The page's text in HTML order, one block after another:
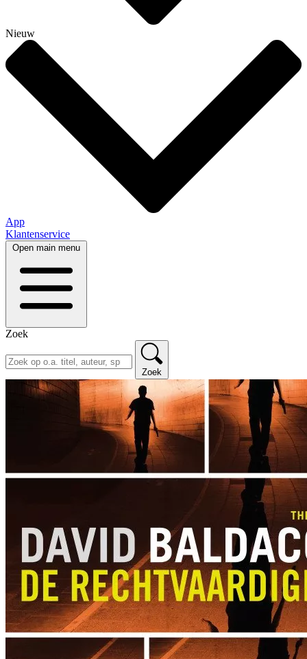
Nieuw
App
Klantenservice
Open main menu
Zoek
Zoek